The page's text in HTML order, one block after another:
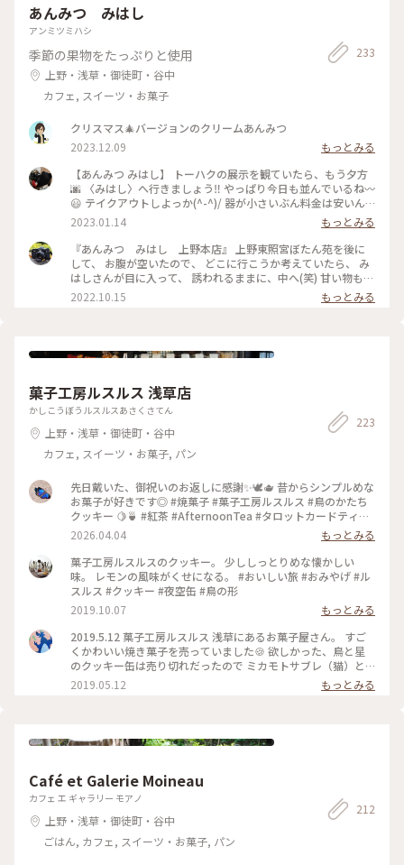
あんみつ みはし
アンミツミハシ
季節の果物をたっぷりと使用
上野・浅草・御徒町・谷中
カフェ, スイーツ・お菓子
233
クリスマス🎄バージョンのクリームあんみつ
2023.12.09
もっとみる
【あんみつ みはし】 トーハクの展示を観ていたら、もう夕方
🌆 〈みはし〉へ行きましょう‼️ やっぱり今日も並んでいるね〰️
😃 テイクアウトしよっか(^-^)/ 器が小さいぶん料金は安いん
だよ💴✨👛 ﾌｯﾌｯﾌｯ♪(/ω＼*) どれにしよう ♪ヽ(´▽｀)/ みつま
め…… 480円 × 2 豆かん…………480円 白玉金時………460円
＿＿＿＿＿＿＿＿＿＿＿ 1900円（税込） お買い上げ＼(^o^)
／ えっ👀⁉️ みつまめしか写ってないじゃないかっって⁉️ だっ
て、写真を撮る前に食べちゃったんだもん😛 ここの寒天、し
げ袋が高級感があっていいんだわ〰️💕 紙も厚いし底板が入っ
つまめには杏が入っていた #季節の限定いちごみつまめも捨て
2023.01.14
もっとみる
『あんみつ みはし 上野本店』 上野東照宮ぼたん苑を後に
して、 お腹が空いたので、 どこに行こうか考えていたら、 み
はしさんが目に入って、 誘われるままに、中へ(笑) 甘い物も、
しょっぱいものも食べたくて(笑) あわぜんざいと磯辺焼きを注
文。 ほぼ同時に来ました(笑) 先に、磯辺焼きをいただきまし
っとしていて、 あわと合わせて食べると、 本当に美味しい🥰
も、食べたかったから、 幸せでした🥰🥰🥰 次回は、あんみ
つ、食べに行きます(笑) #私のことりっぷ2022#Myことりっぷ
#秋いろとりどり#みはし#あんみつみはし#あわぜんざい#磯辺
焼き#日本茶#nikonfe2#散歩フィルム
2022.10.15 もっとみる
菓子工房ルスルス 浅草店
かしこうぼうルスルスあさくさてん
上野・浅草・御徒町・谷中
カフェ, スイーツ・お菓子, パン
223
先日戴いた、御祝いのお返しに感謝✨🕊️🫖 昔からシンプルめな
お菓子が好きです◎ #焼菓子 #菓子工房ルスルス #鳥のかたち
クッキー 🍋🍵 #紅茶 #AfternoonTea #タロットカードティー
🐰
2026.04.04
もっとみる
菓子工房ルスルスのクッキー。 少ししっとりめな懐かしい
味。 レモンの風味がくせになる。 #おいしい旅 #おみやげ #ル
スルス #クッキー #夜空缶 #鳥の形
2019.10.07
もっとみる
2019.5.12 菓子工房ルスルス 浅草にあるお菓子屋さん。 すご
くかわいい焼き菓子を売っていました🍪 欲しかった、鳥と星
のクッキー缶は売り切れだったので ミカモトサブレ（猫）と
紅茶クッキーを買って帰りました🐱💕 今はイートインはお休
みしているみたいです。 #東京 #浅草 #スイーツ #クッキ
2019.05.12 もっとみる
Café et Galerie Moineau
カフェ エ ギャラリー モアノ
上野・浅草・御徒町・谷中
ごはん, カフェ, スイーツ・お菓子, パン
212